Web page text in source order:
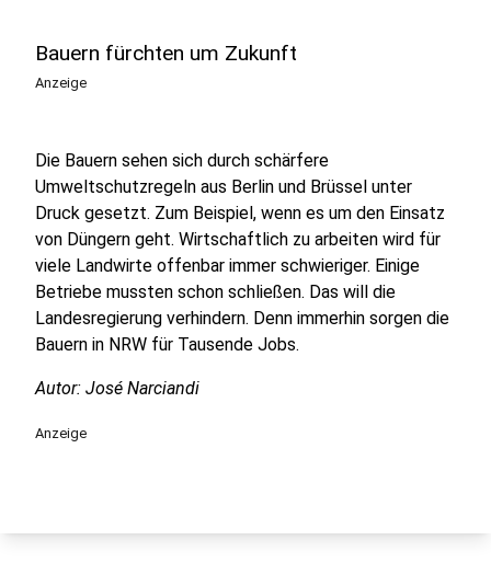
Bauern fürchten um Zukunft
Anzeige
Die Bauern sehen sich durch schärfere
Umweltschutzregeln aus Berlin und Brüssel unter
Druck gesetzt. Zum Beispiel, wenn es um den Einsatz
von Düngern geht. Wirtschaftlich zu arbeiten wird für
viele Landwirte offenbar immer schwieriger. Einige
Betriebe mussten schon schließen. Das will die
Landesregierung verhindern. Denn immerhin sorgen die
Bauern in NRW für Tausende Jobs.
Autor: José Narciandi
Anzeige